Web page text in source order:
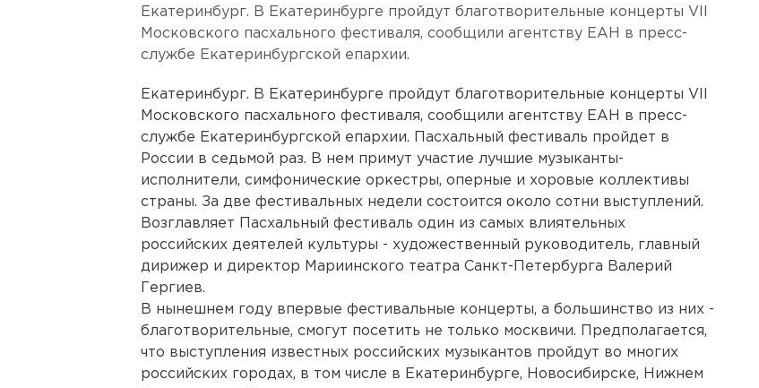
Екатеринбург. В Екатеринбурге пройдут благотворительные концерты VII
Московского пасхального фестиваля, сообщили агентству ЕАН в пресс-
службе Екатеринбургской епархии.
Екатеринбург. В Екатеринбурге пройдут благотворительные концерты VII
Московского пасхального фестиваля, сообщили агентству ЕАН в пресс-
службе Екатеринбургской епархии. Пасхальный фестиваль пройдет в
России в седьмой раз. В нем примут участие лучшие музыканты-
исполнители, симфонические оркестры, оперные и хоровые коллективы
страны. За две фестивальных недели состоится около сотни выступлений.
Возглавляет Пасхальный фестиваль один из самых влиятельных
российских деятелей культуры - художественный руководитель, главный
дирижер и директор Мариинского театра Санкт-Петербурга Валерий
Гергиев.
В нынешнем году впервые фестивальные концерты, а большинство из них -
благотворительные, смогут посетить не только москвичи. Предполагается,
что выступления известных российских музыкантов пройдут во многих
российских городах, в том числе в Екатеринбурге, Новосибирске, Нижнем